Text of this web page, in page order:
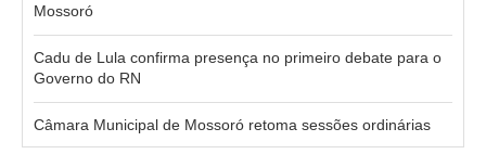
Mossoró
Cadu de Lula confirma presença no primeiro debate para o
Governo do RN
Câmara Municipal de Mossoró retoma sessões ordinárias